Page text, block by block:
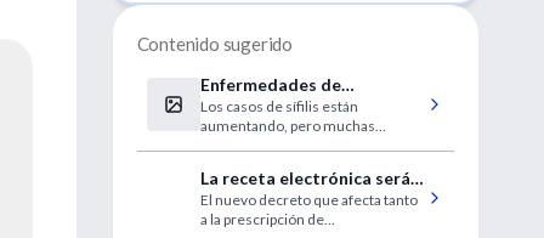
Contenido sugerido
Enfermedades de
transmisión sexual
Los casos de sífilis están
aumentando, pero muchas
La receta electrónica será
obligatoria desde el 1° de
julio
El nuevo decreto que afecta tanto
a la prescripción de